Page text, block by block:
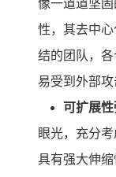
像一道道坚
性，其去中
结的团队，
易受到外部攻
可扩展性
眼光，充分
具有强大伸